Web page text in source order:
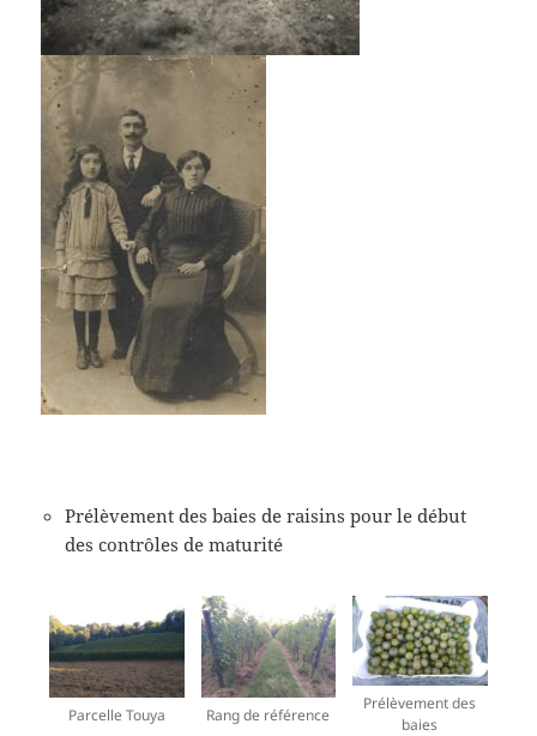
Prélèvement des baies de raisins pour le début
des contrôles de maturité
Parcelle Touya Rang de référence
Prélèvement des
baies